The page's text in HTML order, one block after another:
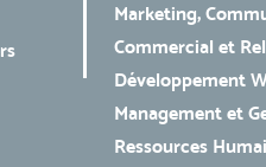
Marketing,
Commercial et
Développement
Management et
Ressources